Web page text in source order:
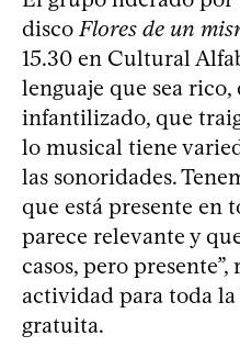
disco Flores de un
15.30 en Cultural
lenguaje que sea rico,
infantilizado, que
lo musical tiene
las sonoridades.
que está presente en
parece relevante y
casos, pero
actividad para toda
gratuita.